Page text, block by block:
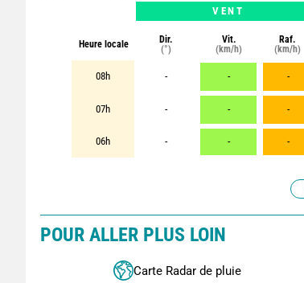
VENT
Heure locale
Dir.
(°)
Vit.
(km/h)
Raf.
(km/h)
08h - - -
07h - - -
06h - - -
POUR ALLER PLUS LOIN
Carte Radar de pluie